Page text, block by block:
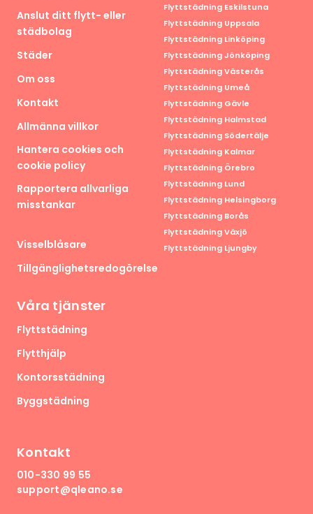
Anslut ditt flytt- eller
städbolag
Städer
Om oss
Kontakt
Allmänna villkor
Hantera cookies och
cookie policy
Rapportera allvarliga
misstankar
Visselblåsare
Tillgänglighetsredogörelse
Våra tjänster
Flyttstädning
Flytthjälp
Kontorsstädning
Byggstädning
Flyttstädning Eskilstuna
Flyttstädning Uppsala
Flyttstädning Linköping
Flyttstädning Jönköping
Flyttstädning Västerås
Flyttstädning Umeå
Flyttstädning Gävle
Flyttstädning Halmstad
Flyttstädning Södertälje
Flyttstädning Kalmar
Flyttstädning Örebro
Flyttstädning Lund
Flyttstädning Helsingborg
Flyttstädning Borås
Flyttstädning Växjö
Flyttstädning Ljungby
Kontakt
010-330 99 55
support@qleano.se